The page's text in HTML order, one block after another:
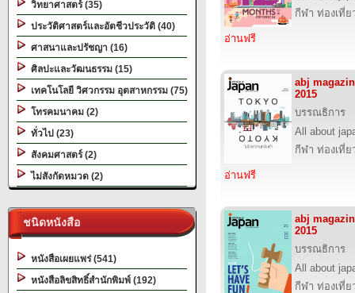
วิทยาศาสตร์ (35)
ประวัติศาสตร์และอัตชีวประวัติ (40)
ศาสนาและปรัชญา (16)
ศิลปะและวัฒนธรรม (15)
เทคโนโลยี วิศวกรรม อุตสาหกรรม (75)
โทรคมนาคม (2)
ทั่วไป (23)
สังคมศาสตร์ (2)
ไม่สังกัดหมวด (2)
ชนิดหนังสือ
หนังสือเผยแพร่ (541)
หนังสือลิขสิทธิ์สำนักพิมพ์ (192)
กีฬา ท่องเที่
อ่านฟรี
abj
2015
บรรณธิการ
All about
กีฬา ท่องเที่
อ่านฟรี
abj
2015
บรรณธิการ
All about
กีฬา ท่องเที่